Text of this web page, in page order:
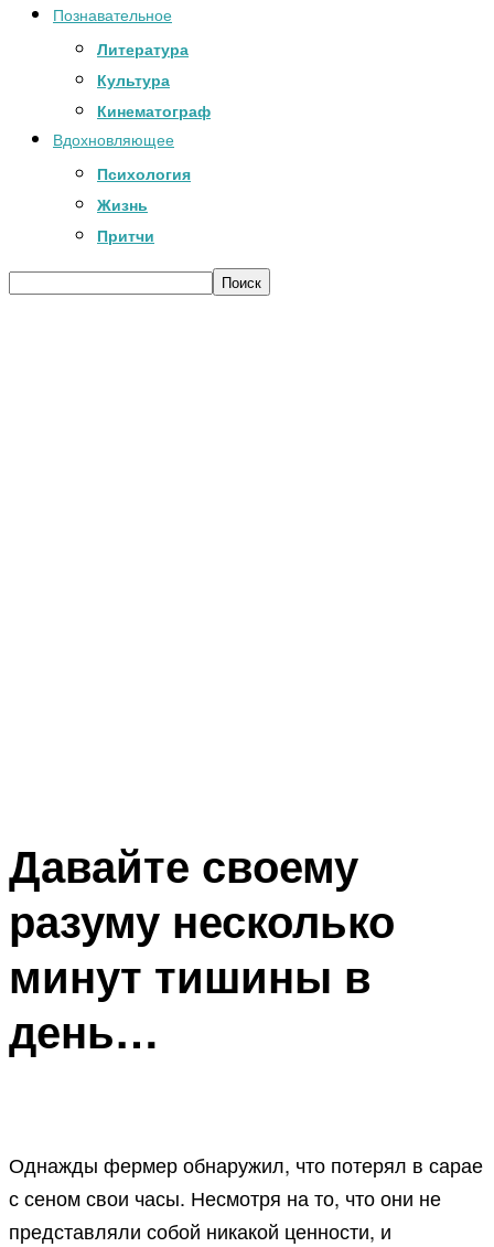
Познавательное
Литература
Культура
Кинематограф
Вдохновляющее
Психология
Жизнь
Притчи
Давайте своему
разуму несколько
минут тишины в
день…
Однажды фермер обнаружил, что потерял в сарае
с сеном свои часы. Несмотря на то, что они не
представляли собой никакой ценности, и